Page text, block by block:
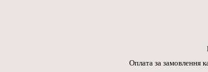
Оплата за замовлення